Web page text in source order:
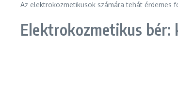
Az elektrokozmetikusok számára tehát érdemes
Elektrokozmetikus